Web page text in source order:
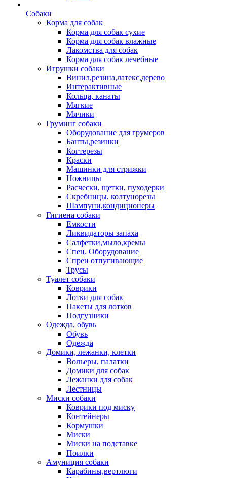
Собаки
Корма для собак
Корма для собак сухие
Корма для собак влажные
Лакомства для собак
Корма для собак лечебные
Игрушки собаки
Винил,резина,латекс,дерево
Интерактивные
Кольца, канаты
Мягкие
Мячики
Груминг собаки
Оборудование для грумеров
Банты,резинки
Когтерезы
Краски
Машинки для стрижки
Ножницы
Расчески, щетки, пуходерки
Скребницы, колтунорезы
Шампуни,кондиционеры
Гигиена собаки
Емкости
Ликвидаторы запаха
Салфетки,мыло,кремы
Спец. Оборудование
Спреи отпугивающие
Трусы
Туалет собаки
Коврики
Лотки для собак
Пакеты для лотков
Подгузники
Одежда, обувь
Обувь
Одежда
Домики, лежанки, клетки
Вольеры, палатки
Домики для собак
Лежанки для собак
Лестницы
Миски собаки
Коврики под миску
Контейнеры
Кормушки
Миски
Миски на подставке
Поилки
Амуниция собаки
Карабины,вертлюги